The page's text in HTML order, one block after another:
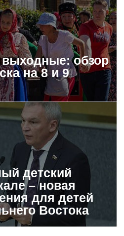
выходные: обзор
на 8 и 9
детский
– новая
для детей
Востока